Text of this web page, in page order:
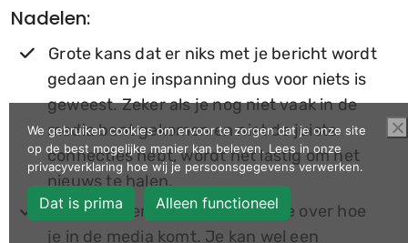
Nadelen:
Grote kans dat er niks met je bericht wordt
gedaan en je inspanning dus voor niets is
geweest. Zeker als je nog niet vaak in de
media bent gekomen en niet de juiste
connecties hebt, wordt het lastig om het
nieuws te halen.
Je hebt geen complete controle over hoe
je in de media komt. Je kan wel een
We gebruiken cookies om ervoor te zorgen dat je onze site
op de best mogelijke manier kan beleven. Lees in onze
privacyverklaring hoe wij je persoonsgegevens verwerken.
Dat is prima Alleen functioneel